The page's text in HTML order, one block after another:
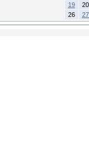
19
20
26
27